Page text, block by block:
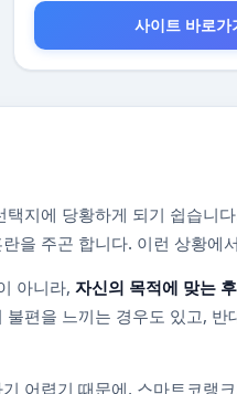
사이트 바로가
지에 당황하게 되기 쉽습니
을 주곤 합니다. 이런 상황
아니라, 자신의 목적에 맞는
편을 느끼는 경우도 있고,
어렵기 때문에, 스마트코랭